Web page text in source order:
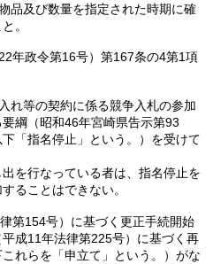
品及び数量を指定された時期に確
。
年政令第16号）第167条の4第1項
れ等の契約に係る競争入札の参加
綱（昭和46年宮崎県告示第93
「指名停止」という。）を受けて
を行なっている者は、指名停止を
ることはできない。
第154号）に基づく更正手続開始
成11年法律第225号）に基づく再
れらを「申立て」という。）がな